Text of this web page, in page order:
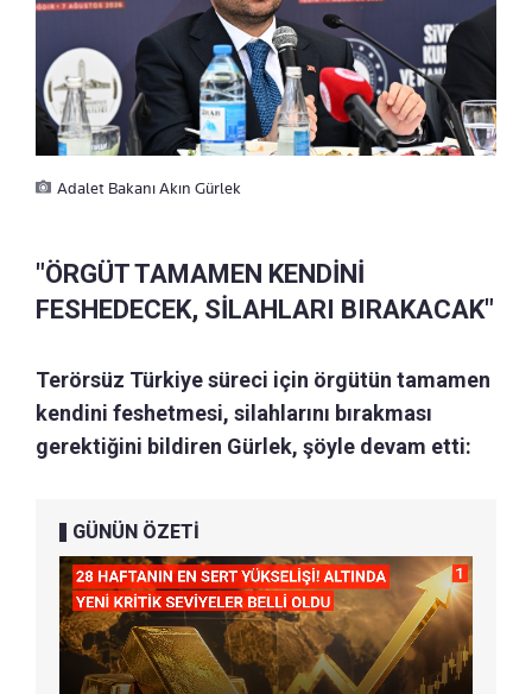
Adalet Bakanı Akın Gürlek
"ÖRGÜT TAMAMEN KENDİNİ
FESHEDECEK, SİLAHLARI BIRAKACAK"
Terörsüz Türkiye süreci için örgütün tamamen
kendini feshetmesi, silahlarını bırakması
gerektiğini bildiren Gürlek, şöyle devam etti:
GÜNÜN ÖZETİ